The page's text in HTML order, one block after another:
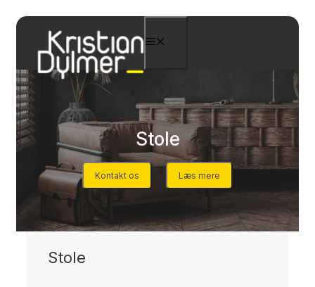
Hop
indhold
Stole
Kontakt os Læs mere
Stole